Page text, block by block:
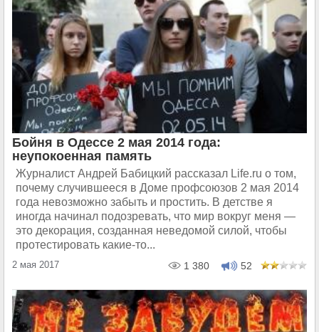
Бойня в Одессе 2 мая 2014 года:
неупокоенная память
Журналист Андрей Бабицкий рассказал Life.ru о том,
почему случившееся в Доме профсоюзов 2 мая 2014
года невозможно забыть и простить. В детстве я
иногда начинал подозревать, что мир вокруг меня —
это декорация, созданная неведомой силой, чтобы
протестировать какие-то...
2 мая 2017 1 380 52